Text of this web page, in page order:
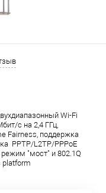
Wi-Fi
с на 2,4 ГГц,
Fairness, поддержка
PPTP/L2TP/PPPoE
"мост" и 802.1Q
platform